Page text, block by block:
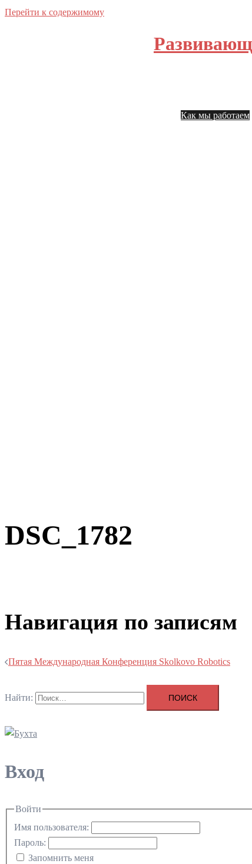
Перейти к содержимому
Как мы работаем
DSC_1782
Навигация по записям
Пятая Международная Конференция Skolkovo Robotics
Найти:
Вход
Войти
Имя пользователя:
Пароль:
Запомнить меня